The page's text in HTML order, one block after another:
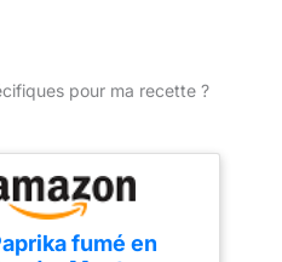
pour ma recette ?
fumé en